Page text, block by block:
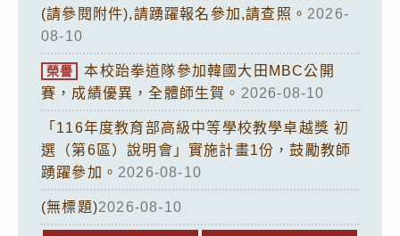
(請參閱附件),請踴躍報名參加,請查照。 2026-
08-10
榮譽
本校跆拳道隊參加韓國大田MBC公開
賽，成績優異，全體師生賀。 2026-08-10
「116年度教育部高級中等學校教學卓越獎 初
選（第6區）說明會」實施計畫1份，鼓勵教師
踴躍參加。 2026-08-10
(無標題)2026-08-10